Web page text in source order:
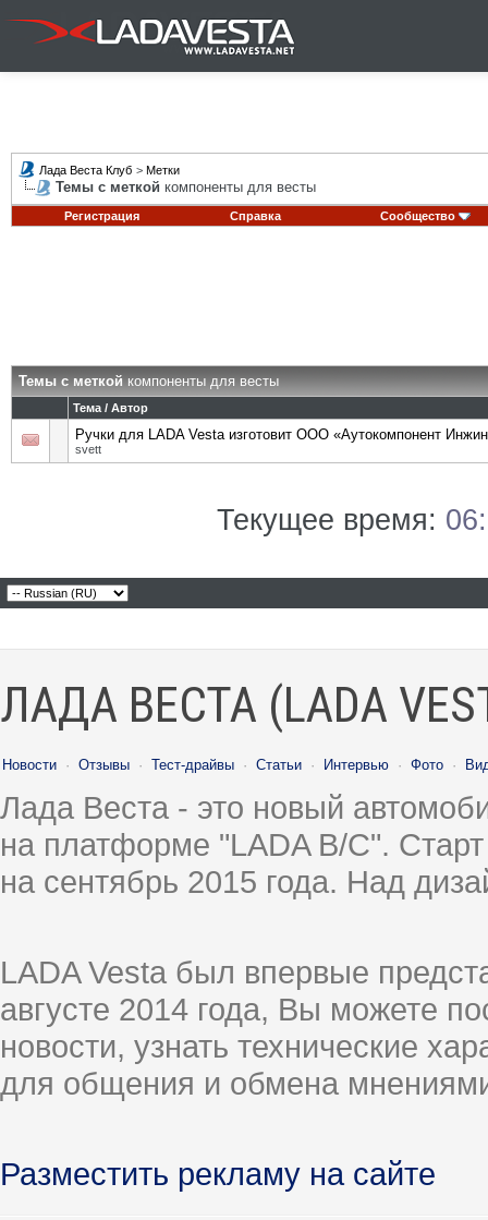
Лада Веста Клуб > Метки
Темы с меткой компоненты для весты
Регистрация Справка Сообщество
Темы с меткойкомпоненты для весты
Тема / Автор
Ручки для LADA Vesta изготовит ООО «Аутокомпонент
svett
Текущее время:
ЛАДА ВЕСТА (LADA
Новости · Отзывы · Тест-драйвы · Статьи · Интервью · Фото ·
Лада Веста - это новый
на платформе "LADA B/C".
на сентябрь 2015 года. Над
LADA Vesta был впервые
августе 2014 года, Вы можете
новости, узнать технические
для общения и обмена
Разместить рекламу на сайте